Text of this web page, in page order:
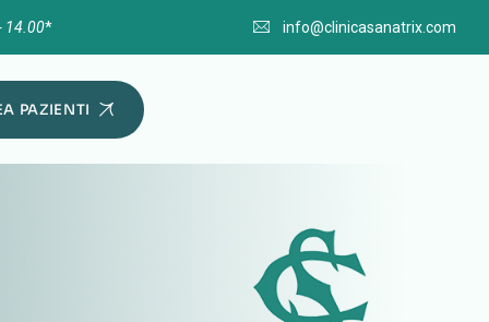
14.00* info@clinicasanatrix.com
PAZIENTI